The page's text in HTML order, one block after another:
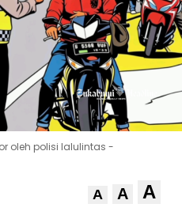
oleh polisi lalulintas -
A A A